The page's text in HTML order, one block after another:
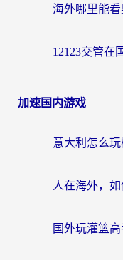
加速国内游戏